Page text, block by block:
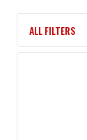
ALL FILTERS